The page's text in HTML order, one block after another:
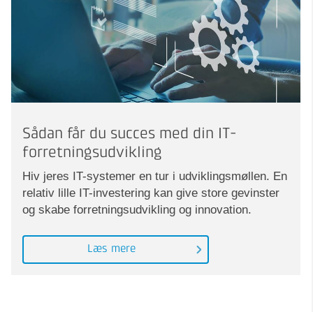
Sådan får du succes med din IT-
forretningsudvikling
Hiv jeres IT-systemer en tur i udviklingsmøllen. En
relativ lille IT-investering kan give store gevinster
og skabe forretningsudvikling og innovation.
Læs mere